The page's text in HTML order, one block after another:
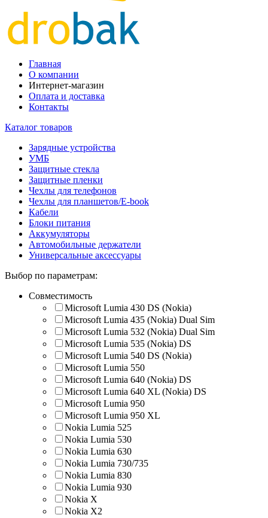
Главная
О компании
Интернет-магазин
Оплата и доставка
Контакты
Каталог товаров
Зарядные устройства
УМБ
Защитные стекла
Защитные пленки
Чехлы для телефонов
Чехлы для планшетов/E-book
Кабели
Блоки питания
Аккумуляторы
Автомобильные держатели
Универсальные аксессуары
Выбор по параметрам:
Совместимость
Microsoft Lumia 430 DS (Nokia)
Microsoft Lumia 435 (Nokia) Dual Sim
Microsoft Lumia 532 (Nokia) Dual Sim
Microsoft Lumia 535 (Nokia) DS
Microsoft Lumia 540 DS (Nokia)
Microsoft Lumia 550
Microsoft Lumia 640 (Nokia) DS
Microsoft Lumia 640 XL (Nokia) DS
Microsoft Lumia 950
Microsoft Lumia 950 XL
Nokia Lumia 525
Nokia Lumia 530
Nokia Lumia 630
Nokia Lumia 730/735
Nokia Lumia 830
Nokia Lumia 930
Nokia X
Nokia X2